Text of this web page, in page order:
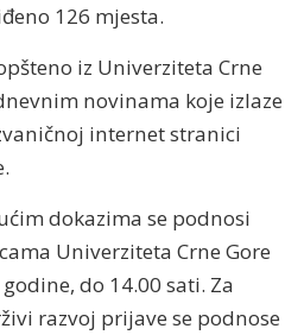
126 mjesta.
iz Univerziteta Crne
novinama koje izlaze
internet stranici
dokazima se podnosi
Univerziteta Crne Gore
do 14.00 sati. Za
razvoj prijave se podnose